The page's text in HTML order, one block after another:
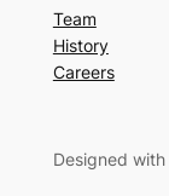
Team
History
Careers
Designed with